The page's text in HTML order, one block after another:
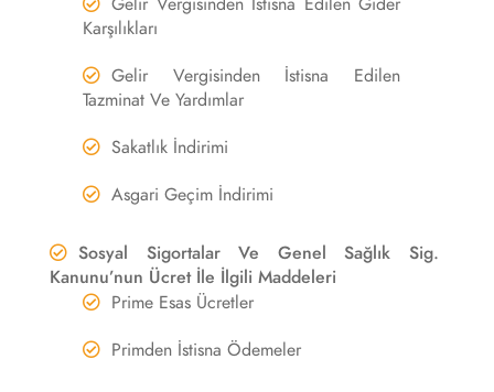
Karşılıkları
Gelir Vergisinden İstisna Edilen
Tazminat Ve Yardımlar
Sakatlık İndirimi
Asgari Geçim İndirimi
Sosyal Sigortalar Ve Genel Sağlık Sig.
Kanunu’nun Ücret İle İlgili Maddeleri
Prime Esas Ücretler
Primden İstisna Ödemeler